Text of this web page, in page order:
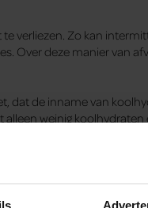
verliezen. Zo kan
Over deze manier van
dat de inname van
weinig koolhydraten
gezonde manier gebeurt.
Zoek altijd naar